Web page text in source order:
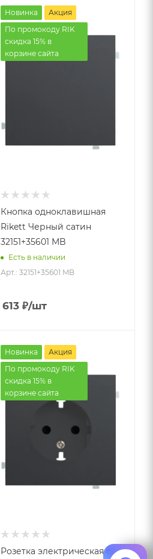
Новинка
Акция
По промокоду RIK
скидка 15% в
корзине сайта
Кнопка одноклавишная
Rikett Черный сатин
32151+35601 MB
Есть в наличии
Арт.: 32151+35601 MB
613₽/шт
Новинка
Акция
По промокоду RIK
скидка 15% в
корзине сайта
Розетка электрическая с